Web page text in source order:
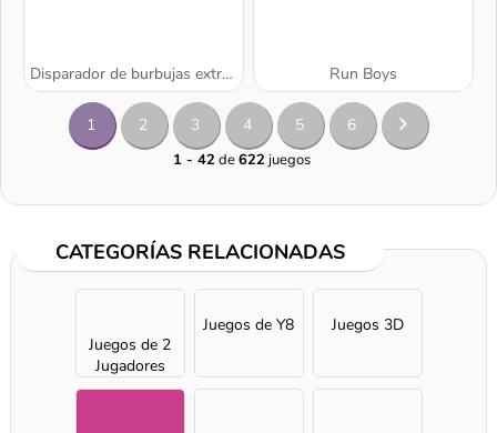
Disparador de burbujas extremo Run Boys
1 2 3 4 5 6
1 - 42de622juegos
CATEGORÍAS RELACIONADAS
Juegos de 2
Jugadores
Juegos de Y8 Juegos 3D